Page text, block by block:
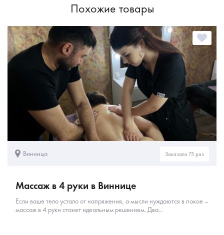
Похожие товары
Винница Заказали 75 раз
Массаж в 4 руки в Виннице
Если ваше тело устало от напряжения, а мысли нуждаются в покое –
массаж в 4 руки станет идеальным решением. Два...